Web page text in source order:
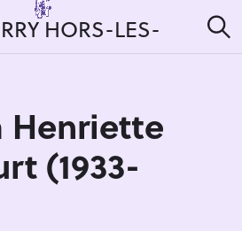
HORS-LES-
e
Henriette
(1933-